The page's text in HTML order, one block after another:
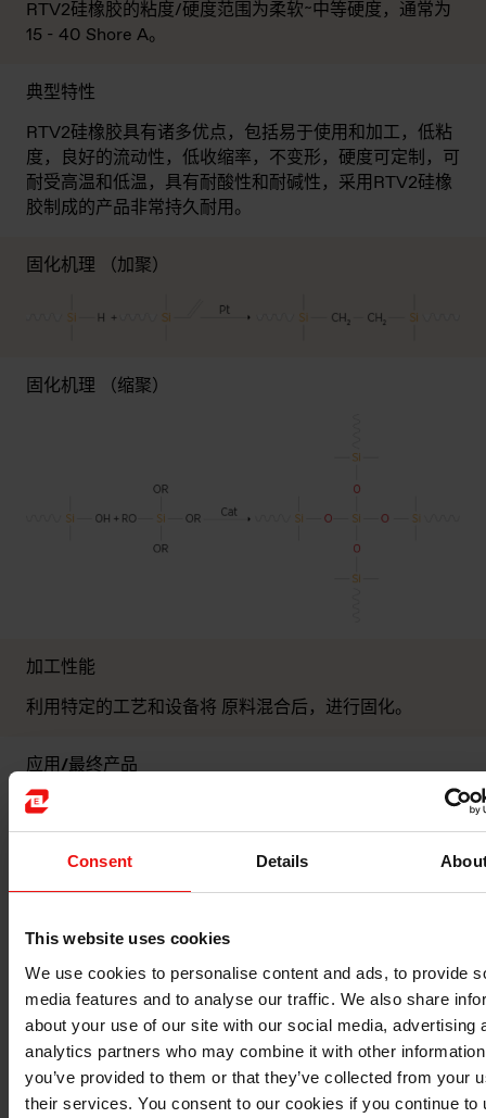
Consent Details
This website uses cookies
We use cookies to personalise content and ads, to provide
media features and to analyse our traffic. We also share
about your use of our site with our social media, advertising
analytics partners who may combine it with other
you’ve provided to them or that they’ve collected from your
their services. You consent to our cookies if you continue to
RTV2硅橡胶的粘度/硬度范围为柔软~中等硬度，通常为
15 - 40 Shore A。
典型特性
RTV2硅橡胶具有诸多优点，包括易于使用和加工，低粘
度，良好的流动性，低收缩率，不变形，硬度可定制，可
耐受高温和低温，具有耐酸性和耐碱性，采用RTV2硅橡
胶制成的产品非常持久耐用。
固化机理 （加聚）
固化机理 （缩聚）
加工性能
利用特定的工艺和设备将 原料混合后，进行固化。
应用/最终产品
RTV-2硅橡胶可用于纺织涂层、模具制造、离型涂层、
3D打印或增材制造，驾驶舱仪表，发动机电子元件灌
封，密封。
了解我们的最新视频 "RTV-1 和 RTV-2 有机
硅的区别是什么？